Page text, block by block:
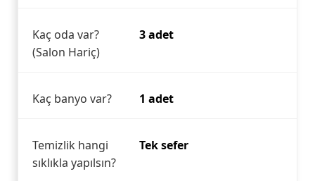
Kaç oda var?
(Salon Hariç)
3 adet
Kaç banyo var? 1 adet
Temizlik hangi
sıklıkla yapılsın?
Tek sefer